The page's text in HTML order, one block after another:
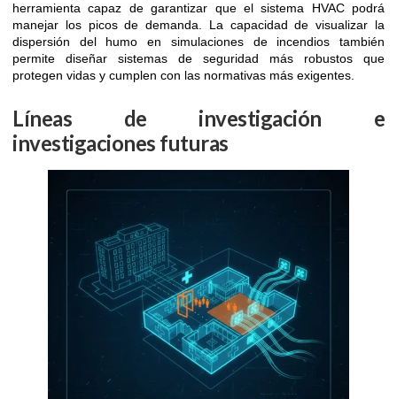
herramienta capaz de garantizar que el sistema HVAC podrá
manejar los picos de demanda. La capacidad de visualizar la
dispersión del humo en simulaciones de incendios también
permite diseñar sistemas de seguridad más robustos que
protegen vidas y cumplen con las normativas más exigentes.
Líneas de investigación e
investigaciones futuras